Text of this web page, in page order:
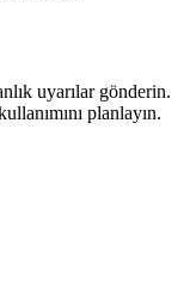
uyarılar gönderin.
planlayın.